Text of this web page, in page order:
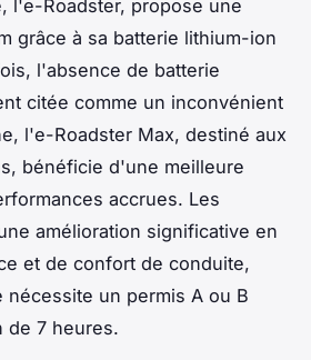
l'e-Roadster, propose une
grâce à sa batterie lithium-ion
l'absence de batterie
citée comme un inconvénient
l'e-Roadster Max, destiné aux
bénéficie d'une meilleure
accrues. Les
amélioration significative en
et de confort de conduite,
nécessite un permis A ou B
de 7 heures.